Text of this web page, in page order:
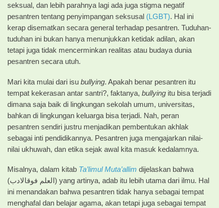
seksual, dan lebih parahnya lagi ada juga stigma negatif
pesantren tentang penyimpangan seksusal (LGBT). Hal ini
kerap disematkan secara general terhadap pesantren. Tuduhan-
tuduhan ini bukan hanya menunjukkan ketidak adilan, akan
tetapi juga tidak mencerminkan realitas atau budaya dunia
pesantren secara utuh.
​Mari kita mulai dari isu bullying. Apakah benar pesantren itu
tempat kekerasan antar santri?, faktanya, bullying itu bisa terjadi
dimana saja baik di lingkungan sekolah umum, universitas,
bahkan di lingkungan keluarga bisa terjadi. Nah, peran
pesantren sendiri justru menjadikan pembentukan akhlak
sebagai inti pendidikannya. Pesantren juga mengajarkan nilai-
nilai ukhuwah, dan etika sejak awal kita masuk kedalamnya.
Misalnya, dalam kitab Ta’limul Muta’allim dijelaskan bahwa
(العلم فوقالادب) yang artinya, adab itu lebih utama dari ilmu. Hal
ini menandakan bahwa pesantren tidak hanya sebagai tempat
menghafal dan belajar agama, akan tetapi juga sebagai tempat